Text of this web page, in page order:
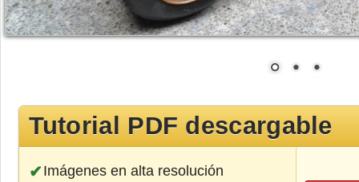
Tutorial PDF descargable
Imágenes en alta resolución